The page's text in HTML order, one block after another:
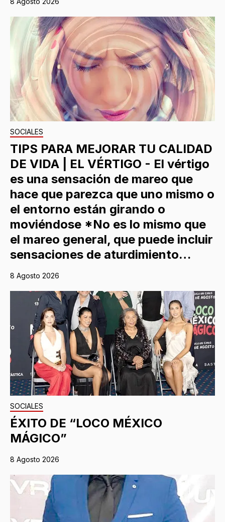
SOCIALES
TIPS PARA MEJORAR TU CALIDAD
DE VIDA | EL VÉRTIGO - El vértigo
es una sensación de mareo que
hace que parezca que uno mismo o
el entorno están girando o
moviéndose *No es lo mismo que
el mareo general, que puede incluir
sensaciones de aturdimiento…
8 Agosto 2026
SOCIALES
ÉXITO DE “LOCO MÉXICO
MÁGICO”
8 Agosto 2026